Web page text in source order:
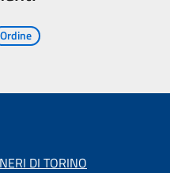
Ordine
DI TORINO